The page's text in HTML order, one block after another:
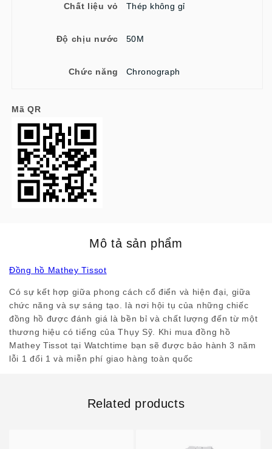
Chất liệu vỏ Thép không gỉ
Độ chịu nước 50M
Chức năng Chronograph
Mã QR
Mô tả sản phẩm
Đồng hồ Mathey Tissot
Có sự kết hợp giữa phong cách cổ điển và hiện đại, giữa
chức năng và sự sáng tạo. là nơi hội tụ của những chiếc
đồng hồ được đánh giá là bền bỉ và chất lượng đến từ một
thương hiệu có tiếng của Thụy Sỹ. Khi mua đồng hồ
Mathey Tissot tại Watchtime bạn sẽ được bảo hành 3 năm
lỗi 1 đổi 1 và miễn phí giao hàng toàn quốc
Related products